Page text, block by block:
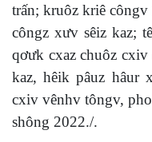
trấn; kruôz kriê
côngz xưv sêiz kaz;
qơưk cxaz chuôz cxiv
kaz, hêik pâuz hâur
cxiv vênhv tôngv,
shông 2022./.